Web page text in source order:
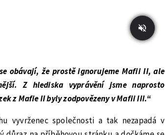
obávají, že prostě ignorujeme Mafii II, ale
Z hlediska vyprávění jsme naprosto
z Mafie II byly zodpovězeny v Mafii III.“
vyvrženec společnosti a tak nezapadá v